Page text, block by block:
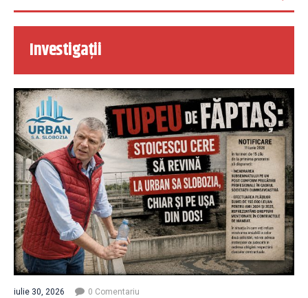
Investigații
iulie 30, 2026 0 Comentariu